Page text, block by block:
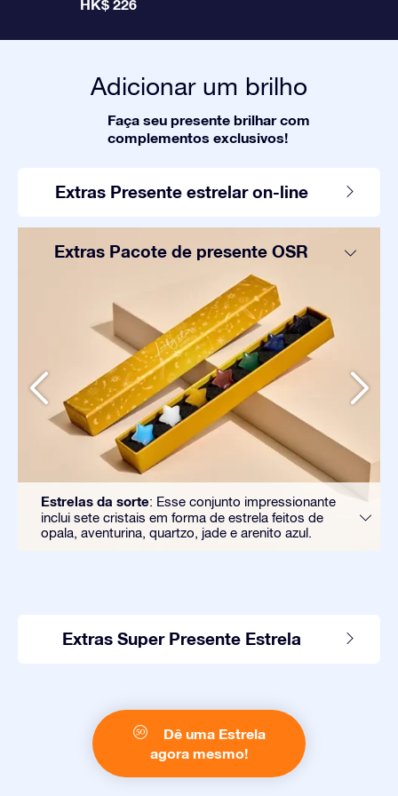
HK$ 226
Adicionar um brilho
Faça seu presente brilhar com
complementos exclusivos!
Extras Presente estrelar on-line
Extras Pacote de presente OSR
Estrelas da sorte: Esse conjunto impressionante
inclui sete cristais em forma de estrela feitos de
opala, aventurina, quartzo, jade e arenito azul.
Extras Super Presente Estrela
Dê uma Estrela
agora mesmo!